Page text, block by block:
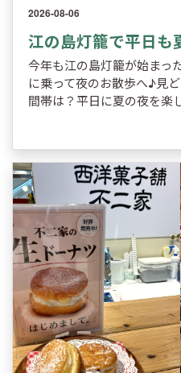
2026-08-06
江の島灯籠で平日も
今年も江の島灯籠が始まっ
に乗って夜のお散歩へ♪見
間帯は？平日に夏の夜を楽